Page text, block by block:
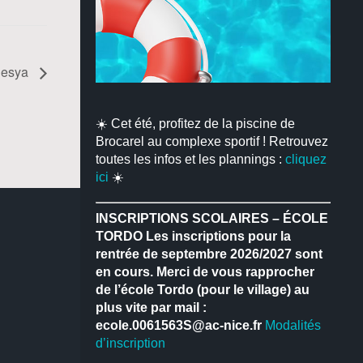
☀️ Cet été, profitez de la piscine de
Brocarel au complexe sportif ! Retrouvez
toutes les infos et les plannings : cliquez
ici ☀️
INSCRIPTIONS SCOLAIRES – ÉCOLE
TORDOLes inscriptions pour la
rentrée de septembre 2026/2027 sont
en cours. Merci de vous rapprocher
de l’école Tordo (pour le village) au
plus vite par mail :
ecole.0061563S@ac-nice.fr Modalités
d’inscription